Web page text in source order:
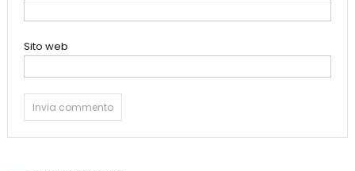
Sito web